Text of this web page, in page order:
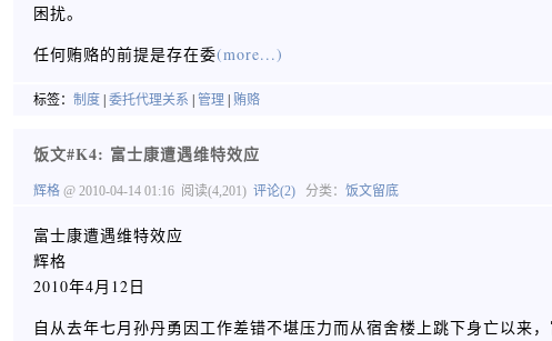
困扰。
任何贿赂的前提是存在委(more...)
标签： 制度 委托代理关系 管理 贿赂
饭文#K4: 富士康遭遇维特效应
辉格 @ 2010-04-14 01:16 阅读(4,201) 评论(2) 分类： 饭文留底
富士康遭遇维特效应
辉格
2010年4月12日
自从去年七月孙丹勇因工作差错不堪压力而从宿舍楼上跳下身亡以来